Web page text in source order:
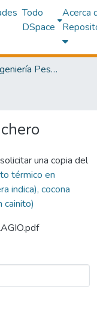
Todo
DSpace
Acerca
Facultad de Ingeniería Pesquera y de Alimentos
una copia del
térmico en
indica), cocona
cainito)